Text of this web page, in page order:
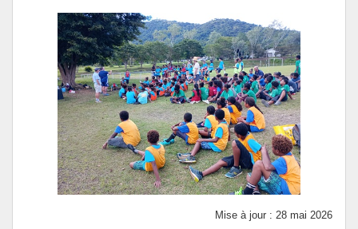
Mise à jour : 28 mai 2026